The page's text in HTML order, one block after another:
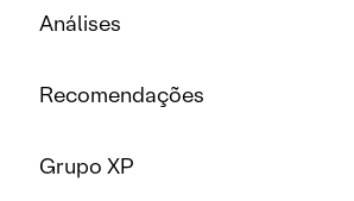
Análises
Recomendações
Grupo XP